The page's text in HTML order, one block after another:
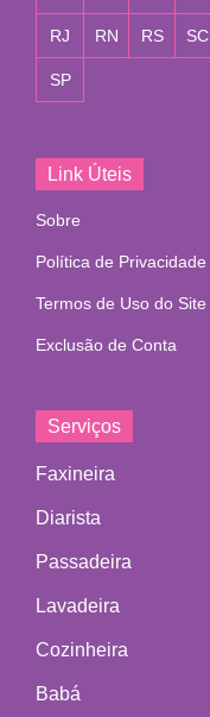
RJ RN RS SC
SP
Link Úteis
Sobre
Política de Privacidade
Termos de Uso do Site
Exclusão de Conta
Serviços
Faxineira
Diarista
Passadeira
Lavadeira
Cozinheira
Babá